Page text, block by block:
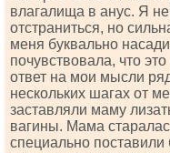
влагалища в анус. Я
отстраниться, но
меня буквально
почувствовала, что
ответ на мои мысли
нескольких шагах от
заставляли маму
вагины. Мама
специально